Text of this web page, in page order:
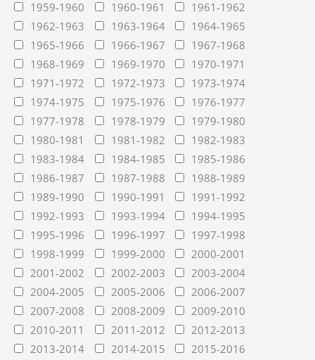
1959-1960
1960-1961
1961-1962
1962-1963
1963-1964
1964-1965
1965-1966
1966-1967
1967-1968
1968-1969
1969-1970
1970-1971
1971-1972
1972-1973
1973-1974
1974-1975
1975-1976
1976-1977
1977-1978
1978-1979
1979-1980
1980-1981
1981-1982
1982-1983
1983-1984
1984-1985
1985-1986
1986-1987
1987-1988
1988-1989
1989-1990
1990-1991
1991-1992
1992-1993
1993-1994
1994-1995
1995-1996
1996-1997
1997-1998
1998-1999
1999-2000
2000-2001
2001-2002
2002-2003
2003-2004
2004-2005
2005-2006
2006-2007
2007-2008
2008-2009
2009-2010
2010-2011
2011-2012
2012-2013
2013-2014
2014-2015
2015-2016